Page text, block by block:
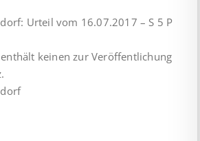
Urteil vom 16.07.2017 – S 5 P
keinen zur Veröffentlichung